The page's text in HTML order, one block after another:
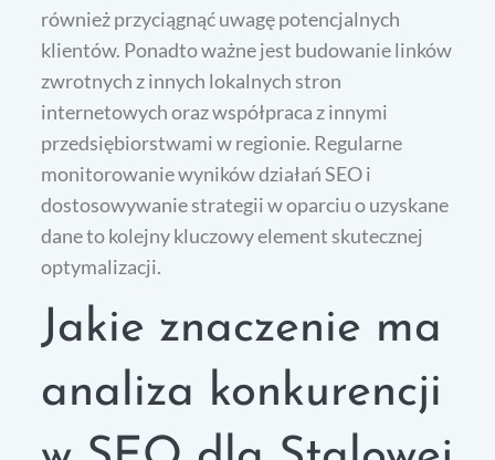
również przyciągnąć uwagę potencjalnych
klientów. Ponadto ważne jest budowanie linków
zwrotnych z innych lokalnych stron
internetowych oraz współpraca z innymi
przedsiębiorstwami w regionie. Regularne
monitorowanie wyników działań SEO i
dostosowywanie strategii w oparciu o uzyskane
dane to kolejny kluczowy element skutecznej
optymalizacji.
Jakie znaczenie ma
analiza konkurencji